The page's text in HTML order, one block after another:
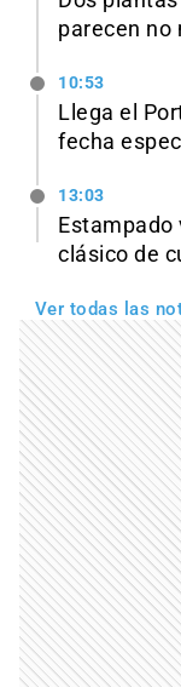
parecen no
10:53
Llega el
fecha
13:03
Estampado
clásico de
Ver todas las